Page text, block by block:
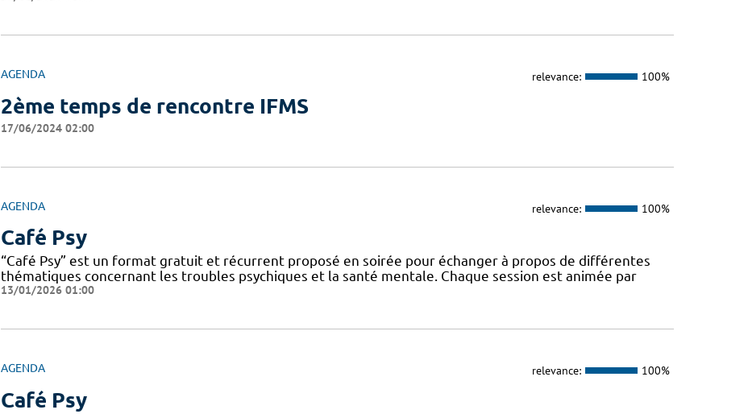
AGENDA relevance: 100%
2ème temps de rencontre IFMS
17/06/2024 02:00
AGENDA relevance: 100%
Café Psy
“Café Psy” est un format gratuit et récurrent proposé en soirée pour échanger à propos de différentes
thématiques concernant les troubles psychiques et la santé mentale. Chaque session est animée par
13/01/2026 01:00
AGENDA relevance: 100%
Café Psy